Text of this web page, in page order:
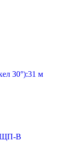
30°):31 м